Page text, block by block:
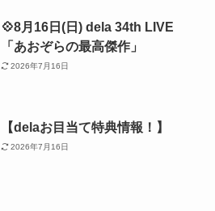
💠8月16日(日) dela 34th LIVE
「あおぞらの最高傑作」
2026年7月16日
【delaお目当て特典情報！】
2026年7月16日